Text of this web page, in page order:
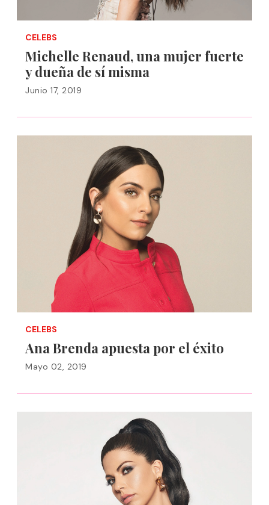
CELEBS
Michelle Renaud, una mujer fuerte
y dueña de sí misma
Junio 17, 2019
CELEBS
Ana Brenda apuesta por el éxito
Mayo 02, 2019